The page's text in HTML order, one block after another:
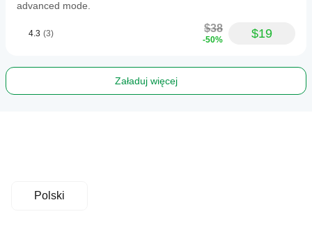
advanced mode.
4.3 (3) $38
-50% $19
Załaduj więcej
Polski